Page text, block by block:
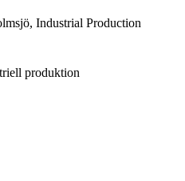
Industrial Production
produktion